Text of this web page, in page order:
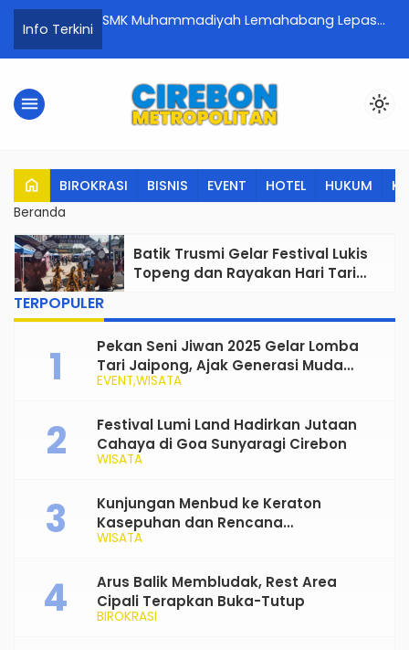
Info Terkini
Bocor
SMK Muhammadiyah Lemahabang Lepas
Karakter
menu light_mode
home BIROKRASI BISNIS EVENT HOTEL HUKUM
Beranda
Batik Trusmi Gelar Festival Lukis
Topeng dan Rayakan Hari Tari
TERPOPULER
EVENT WISATA
Pekan Seni Jiwan 2025 Gelar Lomba
Tari Jaipong, Ajak Generasi Muda
Rayakan dan Lestarikan Budaya
WISATA
Festival Lumi Land Hadirkan Jutaan
Cahaya di Goa Sunyaragi Cirebon
WISATA
Kunjungan Menbud ke Keraton
Kasepuhan dan Rencana
Transformasi Gedung Kesenian Nyi
BIROKRASI
Arus Balik Membludak, Rest Area
Cipali Terapkan Buka-Tutup